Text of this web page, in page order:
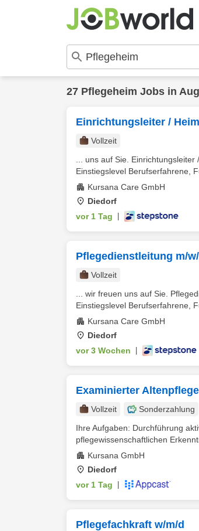
27 Pflegeheim Jobs in
Einrichtungsleiter /
Vollzeit
... uns auf Sie.
Einstiegslevel Berufserfahrene,
Kursana Care GmbH
Diedorf
vor 1 Tag
Pflegedienstleitung m/
Vollzeit
... wir freuen uns auf Sie.
Einstiegslevel Berufserfahrene,
Kursana Care GmbH
Diedorf
vor 3 Wochen
Examinierter
Vollzeit
Sonderzahlung
Ihre Aufgaben: Durchführung
pflegewissenschaftlichen
Kursana GmbH
Diedorf
vor 1 Tag
Pflegefachkraft w/m/d